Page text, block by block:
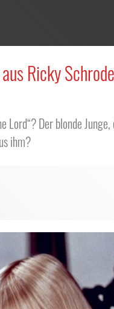
Ricky
Lord“? Der blonde
ihm?